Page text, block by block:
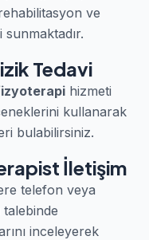
ve
Tedavi
hizmeti
kullanarak
bulabilirsiniz.
İletişim
telefon veya
inceleyerek